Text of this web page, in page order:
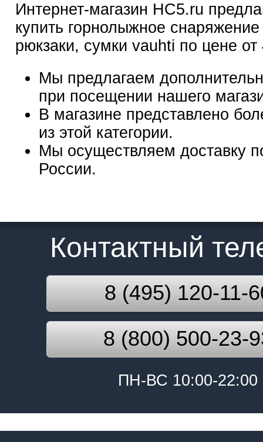
Интернет-магазин HC5.ru
купить горнолыжное
рюкзаки, сумки vauhti по цене
Мы предлагаем
при посещении нашего
В магазине представлено
из этой категории.
Мы осуществляем доставку
России.
Контактный
8 (495) 120-11-
8 (800) 500-23-
ПН-ВС 10:00-22:00